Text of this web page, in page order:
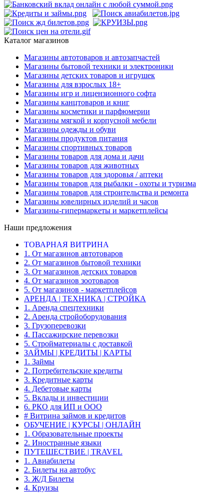
Каталог магазинов
Магазины автотоваров и автозапчастей
Магазины бытовой техники и электроники
Магазины детских товаров и игрушек
Магазины для взрослых 18+
Магазины игр и лицензионного софта
Магазины канцтоваров и книг
Магазины косметики и парфюмерии
Магазины мягкой и корпусной мебели
Магазины одежды и обуви
Магазины продуктов питания
Магазины спортивных товаров
Магазины товаров для дома и дачи
Магазины товаров для животных
Магазины товаров для здоровья / аптеки
Магазины товаров для рыбалки - охоты и туризма
Магазины товаров для строительства и ремонта
Магазины ювелирных изделий и часов
Магазины-гипермаркеты и маркетплейсы
Наши предложения
ТОВАРНАЯ ВИТРИНА
1. От магазинов автотоваров
2. От магазинов бытовой техники
3. От магазинов детских товаров
4. От магазинов зоотоваров
5. От магазинов - маркетплейсов
АРЕНДА | ТЕХНИКА | СТРОЙКА
1. Аренда спецтехники
2. Аренда стройоборудования
3. Грузоперевозки
4. Пассажирские перевозки
5. Стройматериалы с доставкой
ЗАЙМЫ | КРЕДИТЫ | КАРТЫ
1. Займы
2. Потребительские кредиты
3. Кредитные карты
4. Дебетовые карты
5. Вклады и инвестиции
6. РКО для ИП и ООО
# Витрина займов и кредитов
ОБУЧЕНИЕ | КУРСЫ | ОНЛАЙН
1. Образовательные проекты
2. Иностранные языки
ПУТЕШЕСТВИЕ | TRAVEL
1. Авиабилеты
2. Билеты на автобус
3. Ж/Д Билеты
4. Круизы